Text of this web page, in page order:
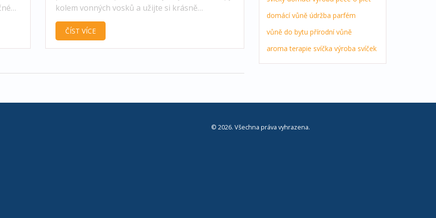
kolem vonných vosků a užijte si krásně
provoněný domov bez zbytečné chemie.
ČÍST VÍCE
domácí vůně údržba parfém
vůně do bytu přírodní vůně
aroma terapie svíčka výroba svíček
© 2026. Všechna práva vyhrazena.